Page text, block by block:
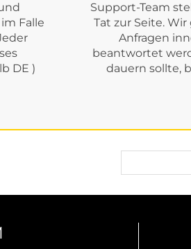
Falle
DE )
Support-Team
Tat zur Seite.
Anfragen
beantwortet
dauern sollte,